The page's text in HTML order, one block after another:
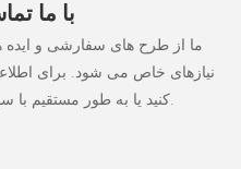
با ما
ما از طرح های سفارشی و ایده
نیازهای خاص می شود. برای